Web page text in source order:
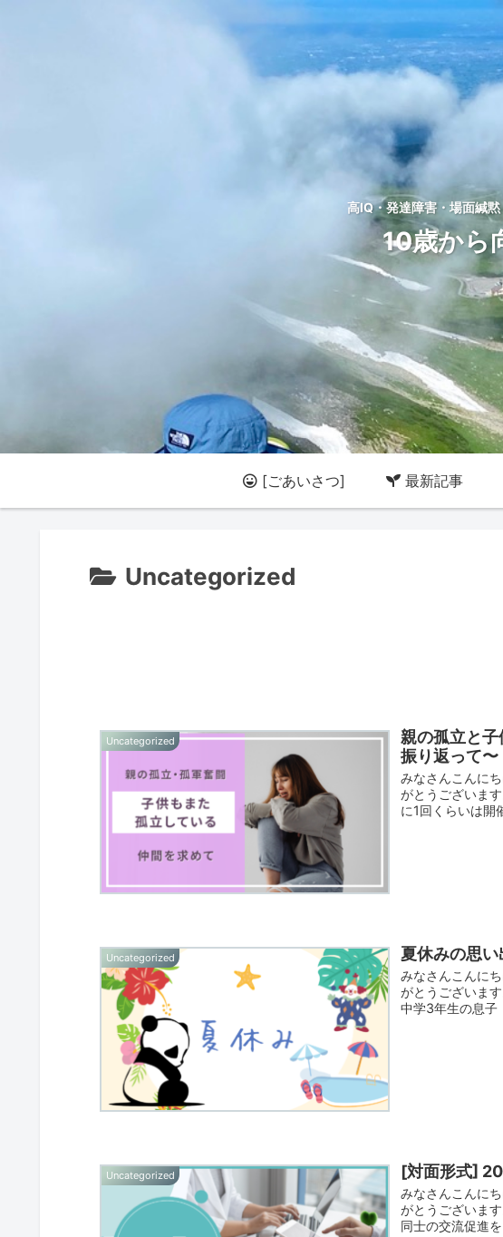
高IQ・発達障害・場面緘
10歳から
[ごあいさつ] 最新記事
Uncategorized
Uncategorized
親の孤立と
振り返って〜
みなさんこんに
がとうございま
に1回くらいは開
Uncategorized 夏休みの思
みなさんこんに
がとうございま
中学3年生の息
Uncategorized [対面形式]
みなさんこんに
がとうございま
同士の交流促進